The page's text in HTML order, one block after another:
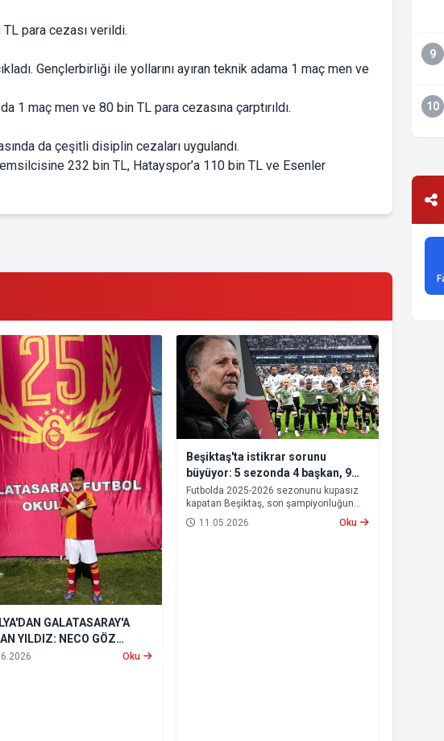
para cezası verildi.
Gençlerbirliği ile yollarını ayıran teknik adama 1 maç men ve
1 maç men ve 80 bin TL para cezasına çarptırıldı.
da çeşitli disiplin cezaları uygulandı.
232 bin TL, Hatayspor’a 110 bin TL ve Esenler
GALATASARAY'A
YILDIZ: NECO GÖZ
Oku
Beşiktaş'ta istikrar sorunu
büyüyor: 5 sezonda 4 başkan, 9
teknik adam
Futbolda 2025-2026 sezonunu kupasız
kapatan Beşiktaş, son şampiyonluğun
ardından geçen süreçte yönetimden
teknik heyete, oyuncu kadrosundan
11.05.2026 Oku
9
10